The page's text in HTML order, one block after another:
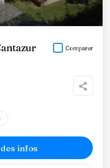
Comparer
infos